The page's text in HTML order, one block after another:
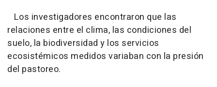
Los investigadores encontraron que las
relaciones entre el clima, las condiciones del
suelo, la biodiversidad y los servicios
ecosistémicos medidos variaban con la presión
del pastoreo.